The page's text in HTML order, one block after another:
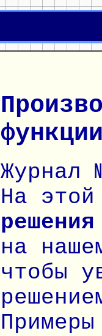
Журнал
На
на
чтобы